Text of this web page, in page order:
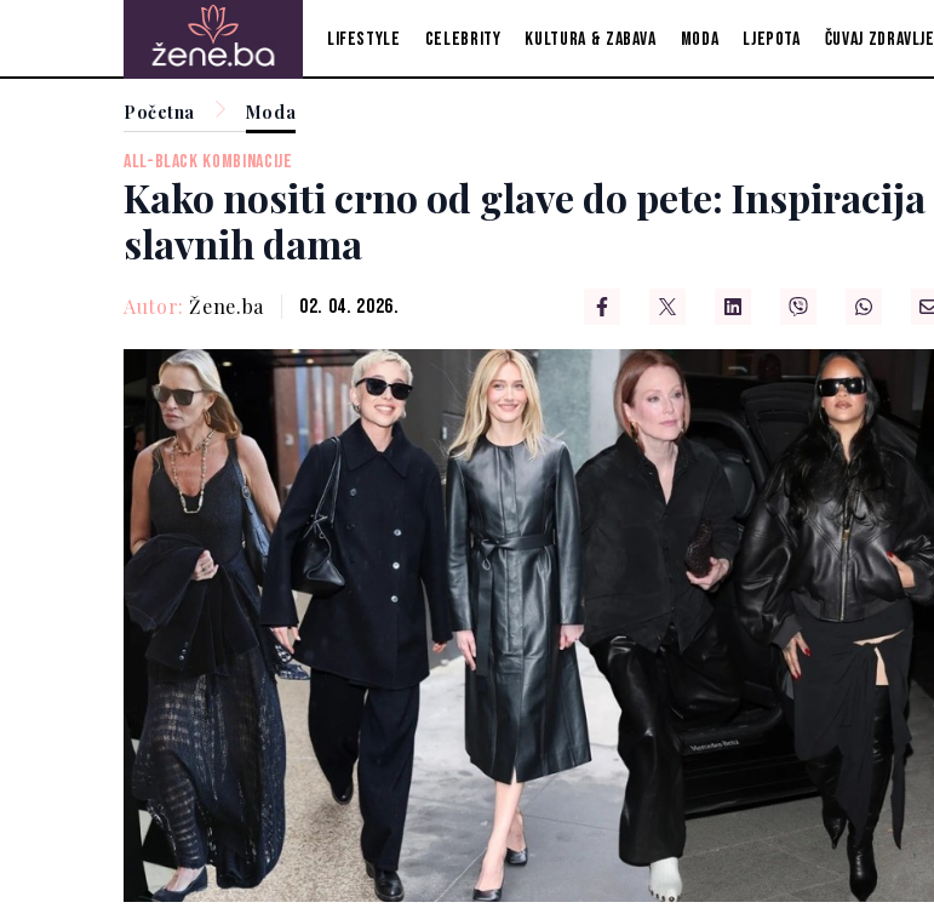
Lifestyle Celebrity Kultura & zabava Moda Ljepota Čuvaj zdravlje
Početna Moda
ALL-BLACK KOMBINACIJE
Kako nositi crno od glave do pete: Inspiracija
slavnih dama
Autor: Žene.ba 02. 04. 2026.